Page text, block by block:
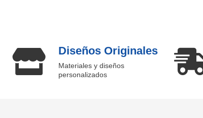
Diseños Originales
Materiales y diseños
personalizados